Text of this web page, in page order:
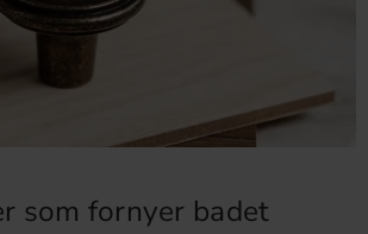
som fornyer badet